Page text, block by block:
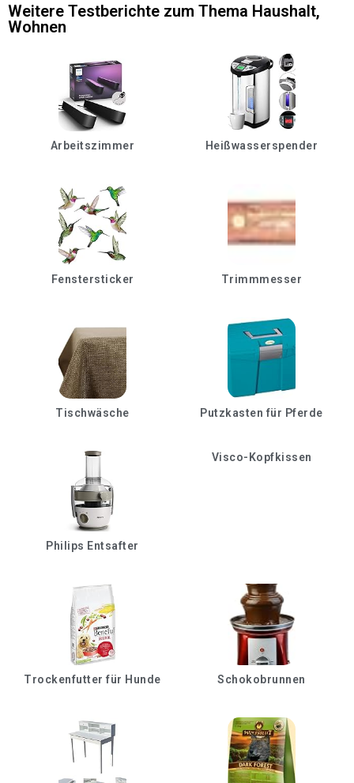
Weitere Testberichte zum Thema Haushalt,
Wohnen
Arbeitszimmer Heißwasserspender
Fenstersticker Trimmmesser
Tischwäsche Putzkasten für Pferde
Philips Entsafter
Visco-Kopfkissen
Trockenfutter für Hunde Schokobrunnen